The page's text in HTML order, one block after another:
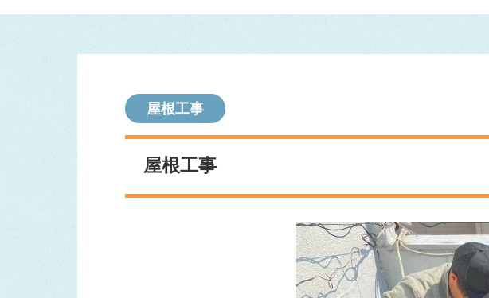
屋根工事
屋根工事